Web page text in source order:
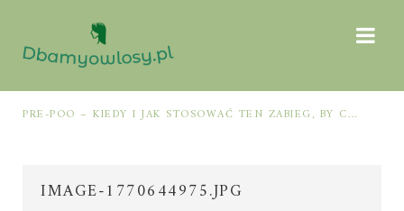
PRE-POO – KIEDY I JAK STOSOWAĆ TEN ZABIEG, BY CHRONIĆ I NAWILŻAĆ WŁOSY PRZED MYCIEM SZAMPONEM
IMAGE-1770644975.JPG